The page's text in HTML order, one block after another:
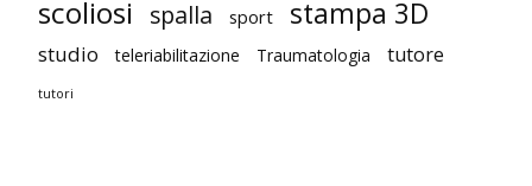
scoliosi spalla sport stampa 3D
studio teleriabilitazione Traumatologia tutore
tutori